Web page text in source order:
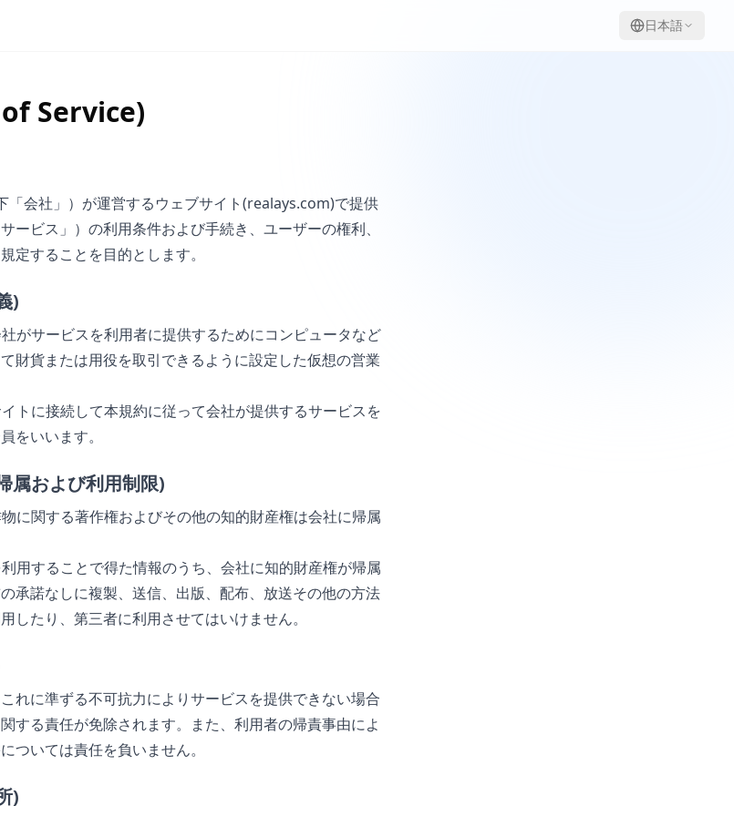
日本語
Service)
「会社」）が運営するウェブサイト(realays.com)で提供
ービス」）の利用条件および手続き、ユーザーの権利、
定することを目的とします。
)
がサービスを利用者に提供するためにコンピュータなど
財貨または用役を取引できるように設定した仮想の営業
トに接続して本規約に従って会社が提供するサービスを
をいいます。
属および利用制限)
に関する著作権およびその他の知的財産権は会社に帰属
用することで得た情報のうち、会社に知的財産権が帰属
承諾なしに複製、送信、出版、配布、放送その他の方法
したり、第三者に利用させてはいけません。
れに準ずる不可抗力によりサービスを提供できない場合
する責任が免除されます。また、利用者の帰責事由によ
ついては責任を負いません。
)